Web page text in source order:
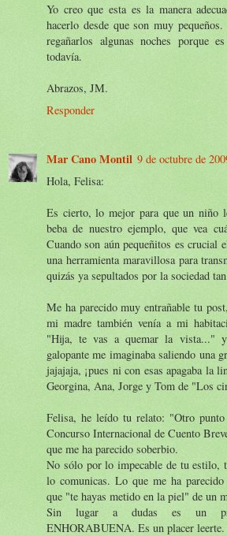
Yo creo que esta es la manera
hacerlo desde que son muy
regañarlos algunas noches porque
todavía.
Abrazos, JM.
Responder
Mar Cano Montil 9 de octubre de
Hola, Felisa:
Es cierto, lo mejor para que un niño
beba de nuestro ejemplo, que vea
Cuando son aún pequeñitos es crucial
una herramienta maravillosa para
quizás ya sepultados por la sociedad
Me ha parecido muy entrañable tu
mi madre también venía a mi
"Hija, te vas a quemar la vista..."
galopante me imaginaba saliendo una
jajajaja, ¡pues ni con esas apagaba la
Georgina, Ana, Jorge y Tom de "Los
Felisa, he leído tu relato: "Otro
Concurso Internacional de Cuento
que me ha parecido soberbio.
No sólo por lo impecable de tu estilo,
lo comunicas. Lo que me ha parecido
que "te hayas metido en la piel" de un
Sin lugar a dudas es un
ENHORABUENA. Es un placer leerte.